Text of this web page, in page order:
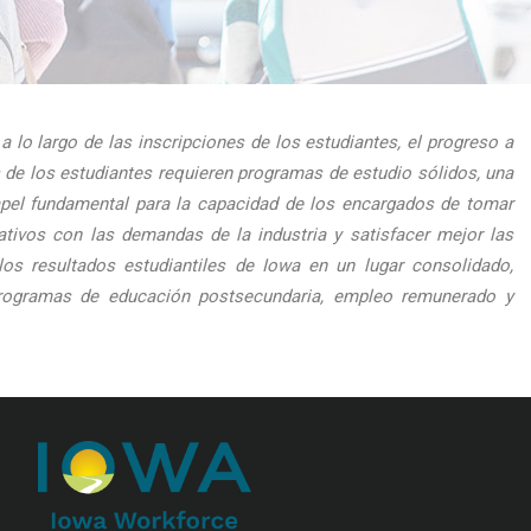
lo largo de las inscripciones de los estudiantes, el progreso a
los estudiantes requieren programas de estudio sólidos, una
fundamental para la capacidad de los encargados de tomar
con las demandas de la industria y satisfacer mejor las
resultados estudiantiles de Iowa en un lugar consolidado,
de educación postsecundaria, empleo remunerado y